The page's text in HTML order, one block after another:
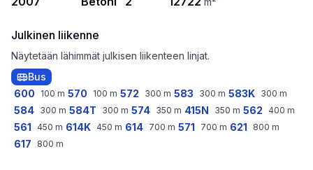
Julkinen liikenne
Näytetään lähimmät julkisen liikenteen linjat.
Bus
600
100 m 570 100 m 572 300 m 583 300 m 583K 300 m
584 300 m 584T 300 m 574 350 m 415N 350 m 562 400 m
561 450 m 614K 450 m 614 700 m 571 700 m 621 800 m
617 800 m